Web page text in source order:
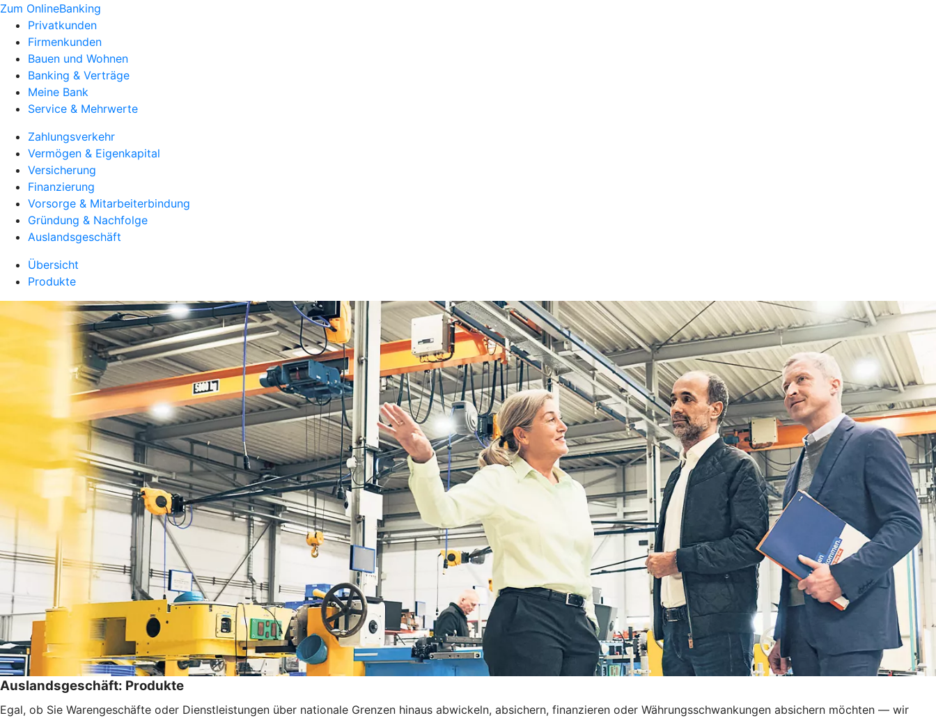
Zum OnlineBanking
Privatkunden
Firmenkunden
Bauen und Wohnen
Banking & Verträge
Meine Bank
Service & Mehrwerte
Zahlungsverkehr
Vermögen & Eigenkapital
Versicherung
Finanzierung
Vorsorge & Mitarbeiterbindung
Gründung & Nachfolge
Auslandsgeschäft
Übersicht
Produkte
Auslandsgeschäft: Produkte
Egal, ob Sie Warengeschäfte oder Dienstleistungen über nationale Grenzen hinaus abwickeln, absichern, finanzieren oder Währungsschwankungen absichern möchten — wir